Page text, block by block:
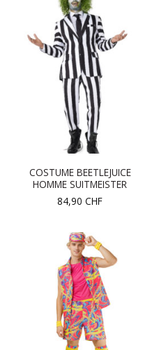
COSTUME BEETLEJUICE
HOMME SUITMEISTER
84,90 CHF